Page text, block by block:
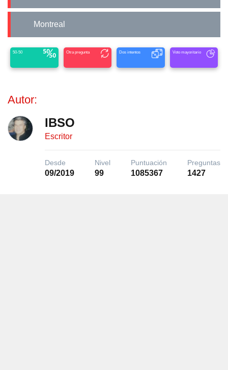
Montreal
50-50 Otra pregunta Dos intentos Voto mayoritario
Autor:
IBSO
Escritor
Desde
09/2019
Nivel
99
Puntuación
1085367
Preguntas
1427